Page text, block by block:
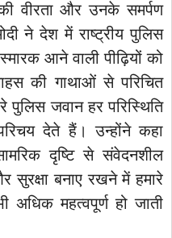
वीरता और उनके समर्पण
ने देश में राष्ट्रीय पुलिस
आने वाली पीढ़ियों को
की गाथाओं से परिचित
पुलिस जवान हर परिस्थिति
देते हैं। उन्होंने कहा
दृष्टि से संवेदनशील
सुरक्षा बनाए रखने में हमारे
अधिक महत्वपूर्ण हो जाती